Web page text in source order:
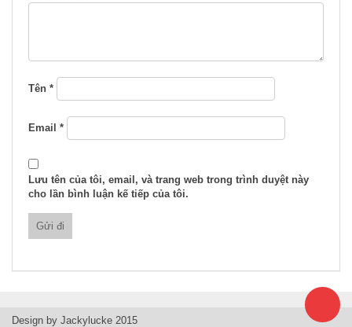
Tên *
Email *
Lưu tên của tôi, email, và trang web trong trình duyệt này
cho lần bình luận kế tiếp của tôi.
Design by Jackylucke 2015